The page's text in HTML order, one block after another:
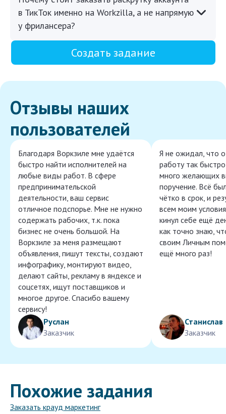
в ТикТок именно на Workzilla, а не напрямую
у фрилансера?
Создать задание
Отзывы наших
пользователей
Благодаря Воркзиле мне удаётся
быстро найти исполнителей на
любые виды работ. В сфере
предпринимательской
деятельности, ваш сервис
отличное подспорье. Мне не нужно
содержать рабочих, т.к. пока
бизнес не очень большой. На
Воркзиле за меня размещают
объявления, пишут тексты, создают
инфографику, монтируют видео,
делают сайты, рекламу в яндексе и
соцсетях, ищут поставщиков и
многое другое. Спасибо вашему
сервису!
Руслан
Заказчик
Я не ожидал, что
работу так
много желающих
поручение. Всё
чётко в срок, и
всем моим
кинул себе ещё
как точно знаю,
своим Личным
ещё много раз!
Станислав
Заказчик
Похожие задания
Заказать крауд маркетинг